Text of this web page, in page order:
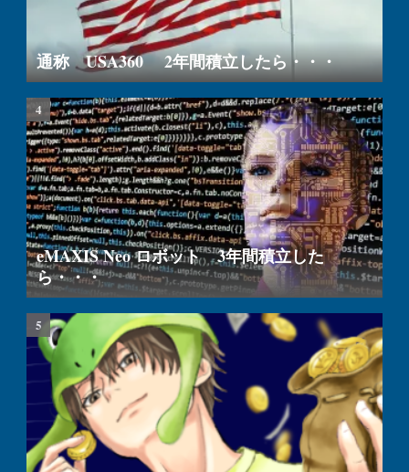
通称 USA360 2年間積立したら・・・
eMAXIS Neo ロボット 3年間積立した
ら・・・